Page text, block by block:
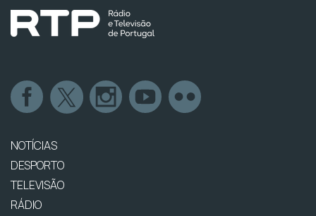
NOTÍCIAS
DESPORTO
TELEVISÃO
RÁDIO